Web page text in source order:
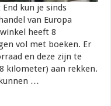
kun je sinds
van Europa
heeft 8
vol met boeken. Er
en deze zijn te
kilometer) aan rekken.
…